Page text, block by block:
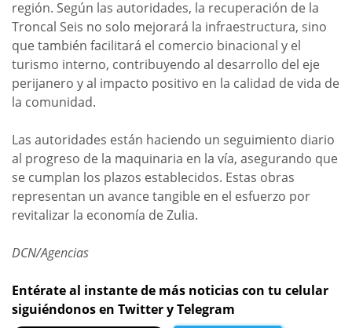
región. Según las autoridades, la recuperación de la
Troncal Seis no solo mejorará la infraestructura, sino
que también facilitará el comercio binacional y el
turismo interno, contribuyendo al desarrollo del eje
perijanero y al impacto positivo en la calidad de vida de
la comunidad.
Las autoridades están haciendo un seguimiento diario
al progreso de la maquinaria en la vía, asegurando que
se cumplan los plazos establecidos. Estas obras
representan un avance tangible en el esfuerzo por
revitalizar la economía de Zulia.
DCN/Agencias
Entérate al instante de más noticias con tu celular
siguiéndonos en Twitter y Telegram